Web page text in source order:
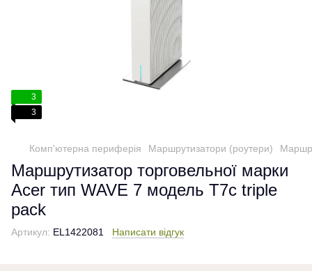
3
3
Комп'ютерна периферія Маршрутизатори (роутери)
Маршрутизатор торговельної марки
Acer тип WAVE 7 модель T7с triple
pack
Артикул: EL1422081 Написати відгук